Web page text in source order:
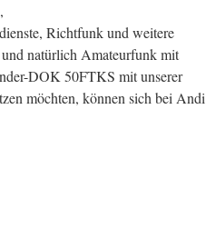
Richtfunk und weitere
natürlich Amateurfunk mit
DOK 50FTKS mit unserer
möchten, können sich bei Andi